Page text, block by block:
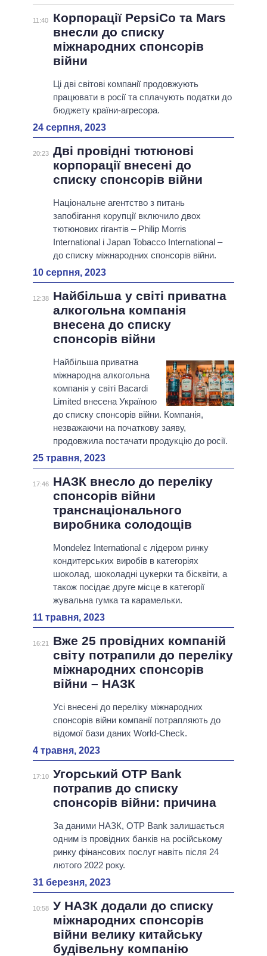
11:40
Корпорації PepsiCo та Mars
внесли до списку
міжнародних спонсорів
війни
Ці дві світові компанії продовжують
працювати в росії та сплачують податки до
бюджету країни-агресора.
24 серпня, 2023
20:23 Дві провідні тютюнові
корпорації внесені до
списку спонсорів війни
Національне агентство з питань
запобігання корупції включило двох
тютюнових гігантів – Philip Morris
International і Japan Tobacco International –
до списку міжнародних спонсорів війни.
10 серпня, 2023
12:38
Найбільша у світі приватна
алкогольна компанія
внесена до списку
спонсорів війни
Найбільша приватна
міжнародна алкогольна
компанія у світі Bacardi
Limited внесена Україною
до списку спонсорів війни. Компанія,
незважаючи на початкову заяву,
продовжила постачати продукцію до росії.
25 травня, 2023
17:46
НАЗК внесло до переліку
спонсорів війни
транснаціонального
виробника солодощів
Mondelez International є лідером ринку
кондитерських виробів в категоріях
шоколад, шоколадні цукерки та бісквіти, а
також посідає друге місце в категорії
жувальна гумка та карамельки.
11 травня, 2023
16:21
Вже 25 провідних компаній
світу потрапили до переліку
міжнародних спонсорів
війни – НАЗК
Усі внесені до переліку міжнародних
спонсорів війни компанії потрапляють до
відомої бази даних World-Check.
4 травня, 2023
17:10 Угорський OTP Bank
потрапив до списку
спонсорів війни: причина
За даними НАЗК, OTP Bank залишається
одним із провідних банків на російському
ринку фінансових послуг навіть після 24
лютого 2022 року.
31 березня, 2023
10:58 У НАЗК додали до списку
міжнародних спонсорів
війни велику китайську
будівельну компанію